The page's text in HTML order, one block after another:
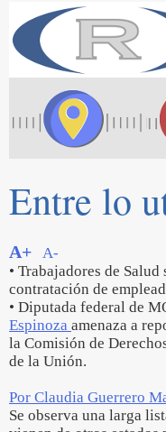
Entre lo
A+
A-
• Trabajadores de
contratación de
• Diputada federal de
Espinoza amenaza a
la Comisión de
de la Unión.
Por Claudia Guerrero
Se observa una larga